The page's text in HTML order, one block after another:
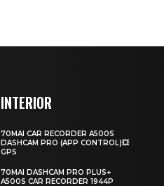
INTERIOR
70MAI CAR RECORDER A500S
DASHCAM PRO (APP CONTROL)💥
GPS
70MAI DASHCAM PRO PLUS+
A500S CAR RECORDER 1944P